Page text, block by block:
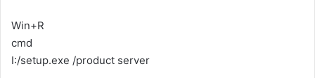
Win+R
cmd
I:/setup.exe /product server